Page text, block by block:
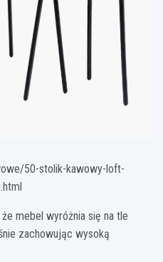
50-stolik-kawowy-loft-
mebel wyróżnia się na tle
zachowując wysoką